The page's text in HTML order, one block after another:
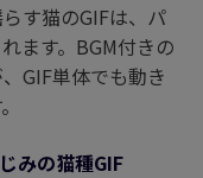
す猫のGIFは、パ
ます。BGM付きの
GIF単体でも動き
みの猫種GIF